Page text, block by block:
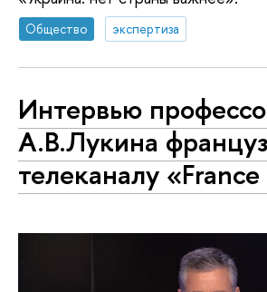
Общество экспертиза
Интервью
А.В.Лукина
телеканалу